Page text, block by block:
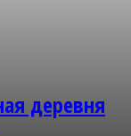
деревня